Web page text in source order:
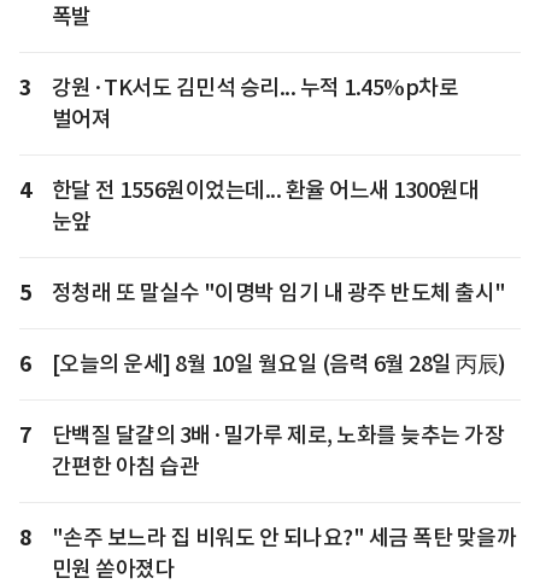
폭발
3
강원·TK서도 김민석 승리... 누적 1.45%p차로
벌어져
4
한달 전 1556원이었는데... 환율 어느새 1300원대
눈앞
5 정청래 또 말실수 "이명박 임기 내 광주 반도체 출시"
6 [오늘의 운세] 8월 10일 월요일 (음력 6월 28일 丙辰)
7
단백질 달걀의 3배·밀가루 제로, 노화를 늦추는 가장
간편한 아침 습관
8
"손주 보느라 집 비워도 안 되나요?" 세금 폭탄 맞을까
민원 쏟아졌다